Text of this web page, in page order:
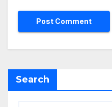
Search